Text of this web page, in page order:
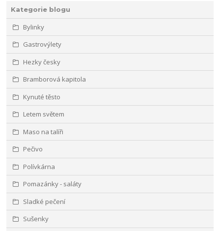
Kategorie blogu
Bylinky
Gastrovýlety
Hezky česky
Bramborová kapitola
Kynuté těsto
Letem světem
Maso na talíři
Pečivo
Polívkárna
Pomazánky - saláty
Sladké pečení
Sušenky